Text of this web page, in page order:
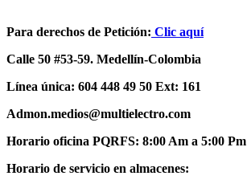
Para derechos de Petición: Clic aquí
Calle 50 #53-59. Medellín-Colombia
Línea única: 604 448 49 50 Ext: 161
Admon.medios@multielectro.com
Horario oficina PQRFS: 8:00 Am a 5:00 Pm
Horario de servicio en almacenes: